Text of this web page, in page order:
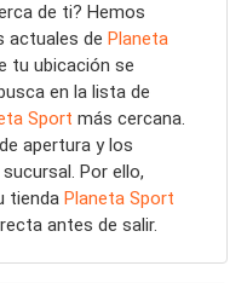
de ti? Hemos
actuales de Planeta
tu ubicación se
en la lista de
Sport más cercana.
apertura y los
Por ello,
tienda Planeta Sport
antes de salir.